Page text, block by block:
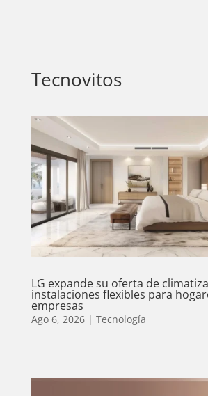
T-
EVENTOS
Tecnovitos
LG expande su oferta de
instalaciones flexibles para
empresas
Ago 6, 2026| Tecnología